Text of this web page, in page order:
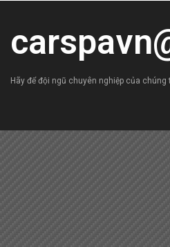
Hãy để đội ngũ chuyên nghiệp của